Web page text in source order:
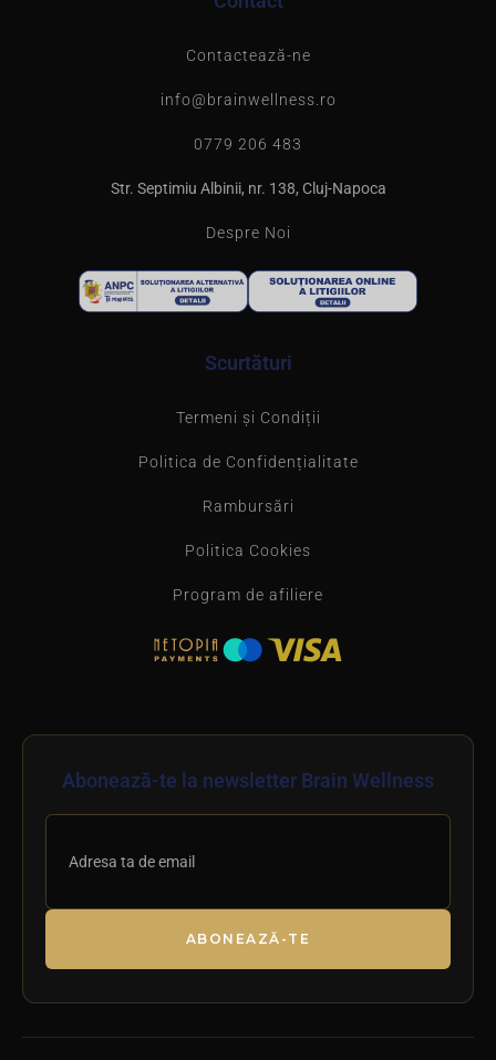
Contactează-ne
info@brainwellness.ro
0779 206 483
Str. Septimiu Albinii, nr. 138, Cluj-Napoca
Despre Noi
Scurtături
Termeni și Condiții
Politica de Confidențialitate
Rambursări
Politica Cookies
Program de afiliere
Abonează-te la newsletter Brain Wellness
ABONEAZĂ-TE